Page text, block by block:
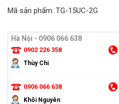
Mã sản phẩm: TG-15UC-2G
Hà Nội - 0906 066 638
0902 226 358
Thùy Chi
0906 066 638
Khôi Nguyên